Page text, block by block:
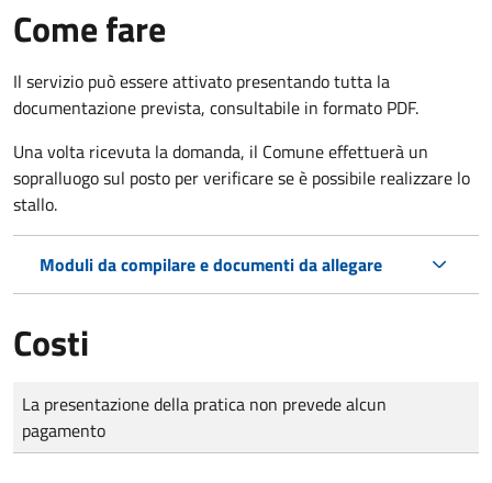
Come fare
Il servizio può essere attivato presentando tutta la
documentazione prevista, consultabile in formato PDF.
Una volta ricevuta la domanda, il Comune effettuerà un
sopralluogo sul posto per verificare se è possibile realizzare lo
stallo.
Moduli da compilare e documenti da allegare
Costi
Tipo di pagamento
Importo
La presentazione della pratica non prevede alcun
pagamento